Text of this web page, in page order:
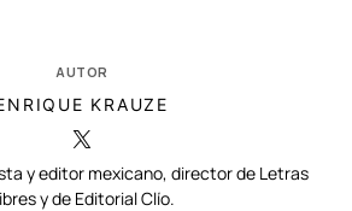
AUTOR
KRAUZE
y editor mexicano, director de Letras
y de Editorial Clío.